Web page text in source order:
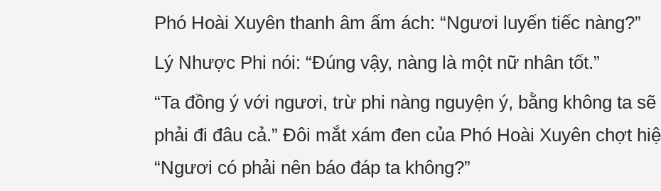
Phó Hoài Xuyên thanh âm ấm ách: “Ngươi luyến tiếc nàng?”
Lý Nhược Phi nói: “Đúng vậy, nàng là một nữ nhân tốt.”
“Ta đồng ý với ngươi, trừ phi nàng nguyện ý, bằng không ta
phải đi đâu cả.” Đôi mắt xám đen của Phó Hoài Xuyên chợt
“Ngươi có phải nên báo đáp ta không?”